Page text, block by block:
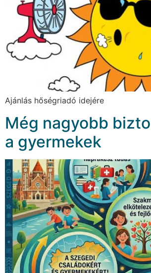
Ajánlás hőségriadó idejére
Még nagyobb
a gyermekek